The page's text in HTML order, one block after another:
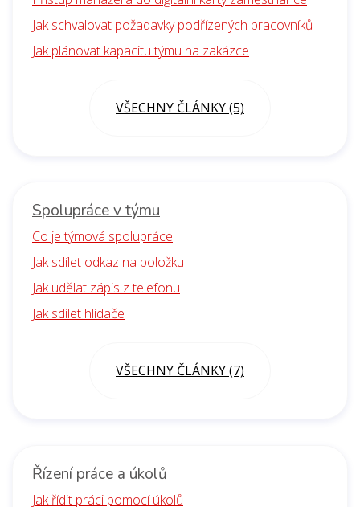
Jak schvalovat požadavky podřízených pracovníků
Jak plánovat kapacitu týmu na zakázce
VŠECHNY ČLÁNKY (5)
Spolupráce v týmu
Co je týmová spolupráce
Jak sdílet odkaz na položku
Jak udělat zápis z telefonu
Jak sdílet hlídače
VŠECHNY ČLÁNKY (7)
Řízení práce a úkolů
Jak řídit práci pomocí úkolů